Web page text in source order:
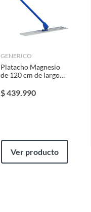
GENERICO
Platacho Magnesio
de 120 cm de largo
extendible
$439.990
Ver producto